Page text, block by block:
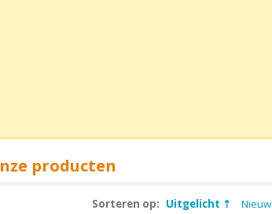
producten
Sorteren op: Uitgelicht Nieuw